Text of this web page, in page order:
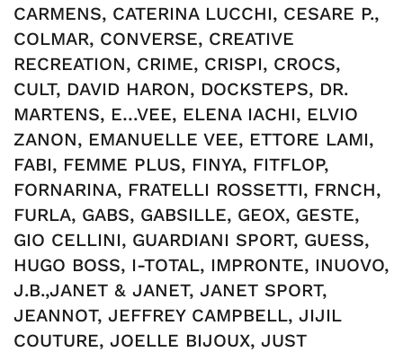
CARMENS, CATERINA LUCCHI, CESARE P.,
COLMAR, CONVERSE, CREATIVE
RECREATION, CRIME, CRISPI, CROCS,
CULT, DAVID HARON, DOCKSTEPS, DR.
MARTENS, E…VEE, ELENA IACHI, ELVIO
ZANON, EMANUELLE VEE, ETTORE LAMI,
FABI, FEMME PLUS, FINYA, FITFLOP,
FORNARINA, FRATELLI ROSSETTI, FRNCH,
FURLA, GABS, GABSILLE, GEOX, GESTE,
GIO CELLINI, GUARDIANI SPORT, GUESS,
HUGO BOSS, I-TOTAL, IMPRONTE, INUOVO,
J.B.,JANET & JANET, JANET SPORT,
JEANNOT, JEFFREY CAMPBELL, JIJIL
COUTURE, JOELLE BIJOUX, JUST